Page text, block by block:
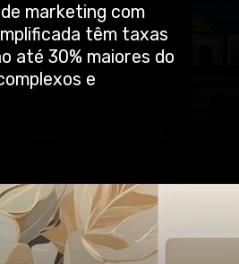
marketing com
têm taxas
até 30% maiores do
e